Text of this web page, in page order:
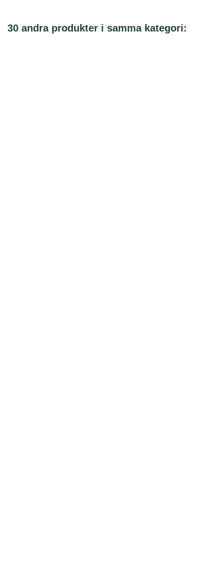
30 andra produkter i samma kategori: